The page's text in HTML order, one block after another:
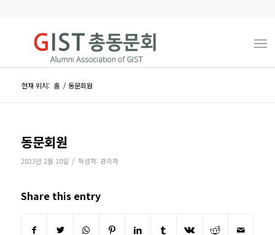
현재 위치: 홈 / 동문회원
동문회원
2023년 2월 10일 / 작성자: 관리자
Share this entry